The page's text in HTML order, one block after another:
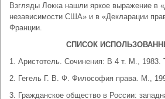
Взгляды Локка нашли яркое выражение в
независимости США» и в «Декларации
Франции.
СПИСОК
1. Аристотель. Сочинения: В 4 т. М., 1983.
2. Гегель Г. В. Ф. Философия права. М.,
3. Гражданское общество в России: